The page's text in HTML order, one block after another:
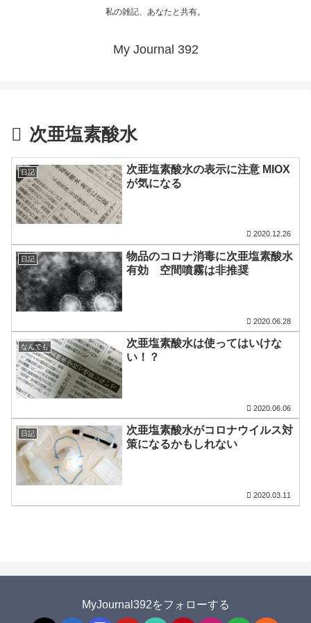
私の雑記、あなたと共有。
My Journal 392
次亜塩素酸水
日記
次亜塩素酸水の表示に注意 MIOX
が気になる
2020.12.26
日記
物品のコロナ消毒に次亜塩素酸水
有効 空間噴霧は非推奨
2020.06.28
なんでも
次亜塩素酸水は使ってはいけな
い！？
2020.06.06
日記
次亜塩素酸水がコロナウイルス対
策になるかもしれない
2020.03.11
MyJournal392をフォローする